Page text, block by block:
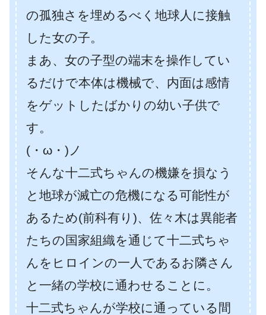
の孤独さを埋めるべく地球人に接触
した女の子。
まあ、女の子型の端末を操作してい
るだけで本体は機械で、内面は感情
をゲットしたばかりの幼い子供で
す。
(・ω・)ノ
そんな十二式ちゃんの機嫌を損なう
と地球が滅亡の危機になる可能性が
あるため(前科有り)、佐々木は異能者
たちの国家組織を通じて十二式ちゃ
んをヒロインの一人であるお隣さん
と一緒の学校に通わせることに。
十二式ちゃんが学校に通っている間